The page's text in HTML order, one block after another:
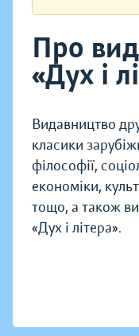
Про
«Дух і
Видавництво
класики
філософії,
економіки,
тощо, а також
«Дух і літера».